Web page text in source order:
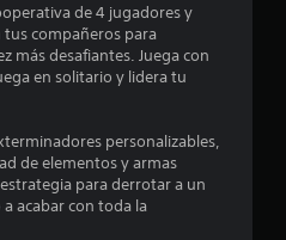
2
3
0
c
de 4 jugadores y
compañeros para
más desafiantes. Juega con
en solitario y lidera tu
personalizables,
de elementos y armas
para derrotar a un
acabar con toda la